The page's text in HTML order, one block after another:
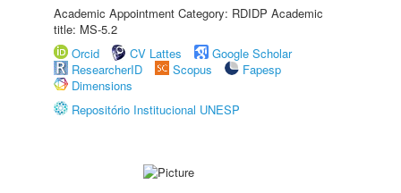
Academic Appointment Category: RDIDP Academic
title: MS-5.2
Orcid
CV Lattes
Google Scholar
ResearcherID
Scopus
Fapesp
Dimensions
Repositório Institucional UNESP